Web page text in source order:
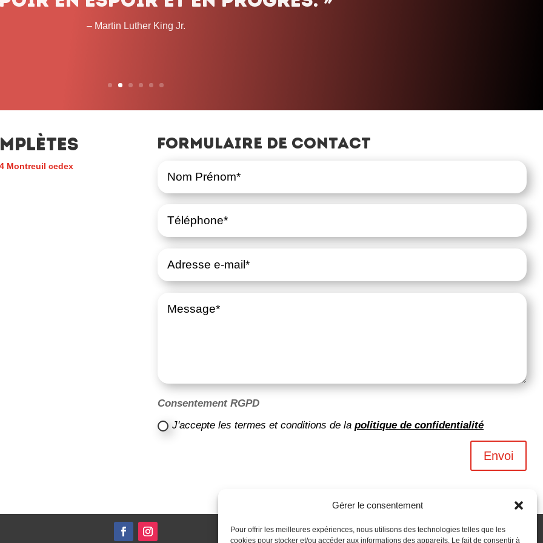
Gérer le consentement
Pour offrir les meilleures expériences, nous utilisons des technologies telles que les
cookies pour stocker et/ou accéder aux informations des appareils. Le fait de consentir à
que cela prendra. »
Montreuil cedex
Formulaire de contact
Consentement RGPD
J'accepte les termes et conditions de la politique de confidentialité
Envoi